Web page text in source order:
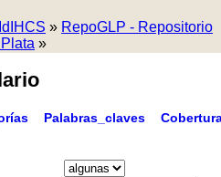
» RepoGLP - Repositorio
»
Palabras_claves